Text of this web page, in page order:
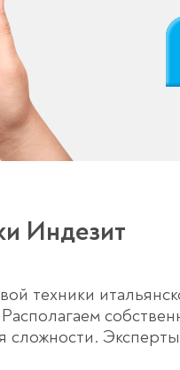
Индезит
техники
сложности.